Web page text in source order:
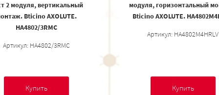
2 модуля, вертикальный
Bticino AXOLUTE.
HA4802/3RMC
Артикул: HA4802/3RMC
Купить
модуля, горизонтальный
Bticino AXOLUTE.
Артикул: HA4802M4HRLV
Купить